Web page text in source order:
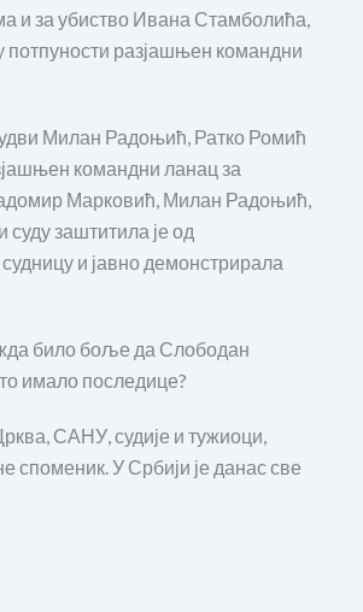
и за убиство Ивана Стамболића,
потпуности разјашњен командни
Милан Радоњић, Ратко Ромић
командни ланац за
Марковић, Милан Радоњић,
заштитила је од
и јавно демонстрирала
било боље да Слободан
имало последице?
САНУ, судије и тужиоци,
споменик. У Србији је данас све